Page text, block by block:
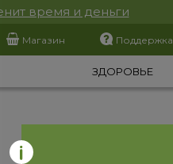
время и деньги
Магазин Поддержка
ЗДОРОВЬЕ